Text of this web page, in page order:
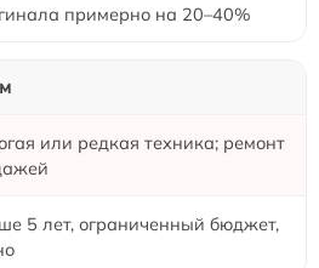
примерно на 20–40%
или редкая техника; ремонт
5 лет, ограниченный бюджет,